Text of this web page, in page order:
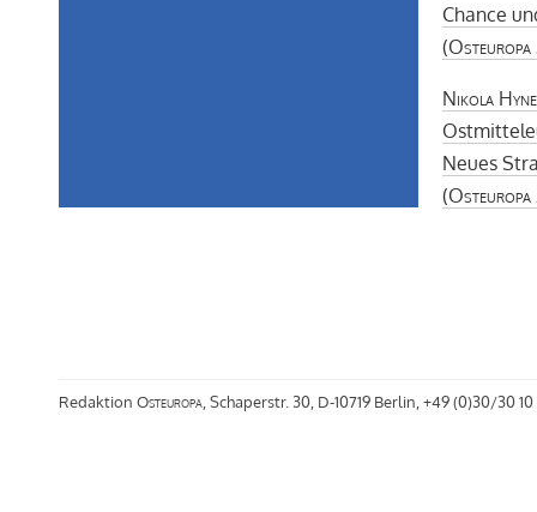
Chance
(Osteuropa
Nikola
Neues
(Osteuropa
Redaktion Osteuropa, Schaperstr. 30, D-10719 Berlin, +49 (0)30/30